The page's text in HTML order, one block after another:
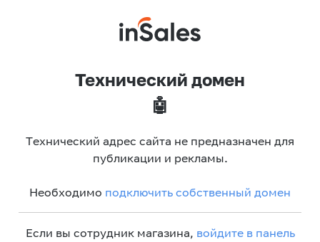
Технический домен
🤖
Технический адрес сайта не предназначен для
публикации и рекламы.
Необходимо подключить собственный домен
Если вы сотрудник магазина, войдите в панель